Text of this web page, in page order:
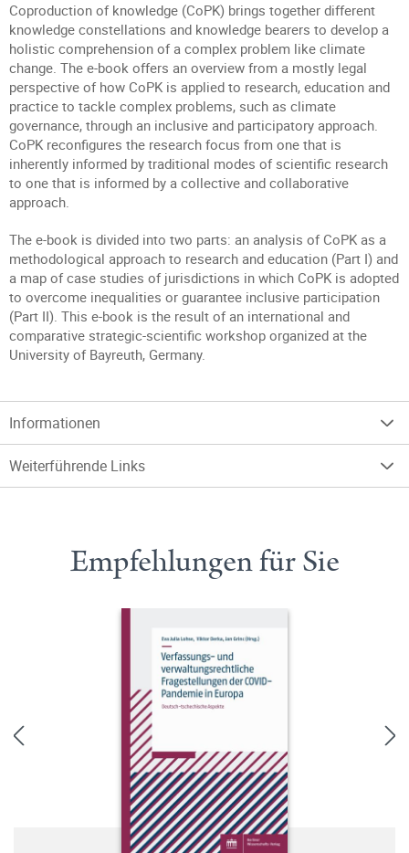
Coproduction of knowledge (CoPK) brings together different
knowledge constellations and knowledge bearers to develop a
holistic comprehension of a complex problem like climate
change. The e-book offers an overview from a mostly legal
perspective of how CoPK is applied to research, education and
practice to tackle complex problems, such as climate
governance, through an inclusive and participatory approach.
CoPK reconfigures the research focus from one that is
inherently informed by traditional modes of scientific research
to one that is informed by a collective and collaborative
approach.
The e-book is divided into two parts: an analysis of CoPK as a
methodological approach to research and education (Part I) and
a map of case studies of jurisdictions in which CoPK is adopted
to overcome inequalities or guarantee inclusive participation
(Part II). This e-book is the result of an international and
comparative strategic-scientific workshop organized at the
University of Bayreuth, Germany.
Informationen
Weiterführende Links
Empfehlungen für Sie